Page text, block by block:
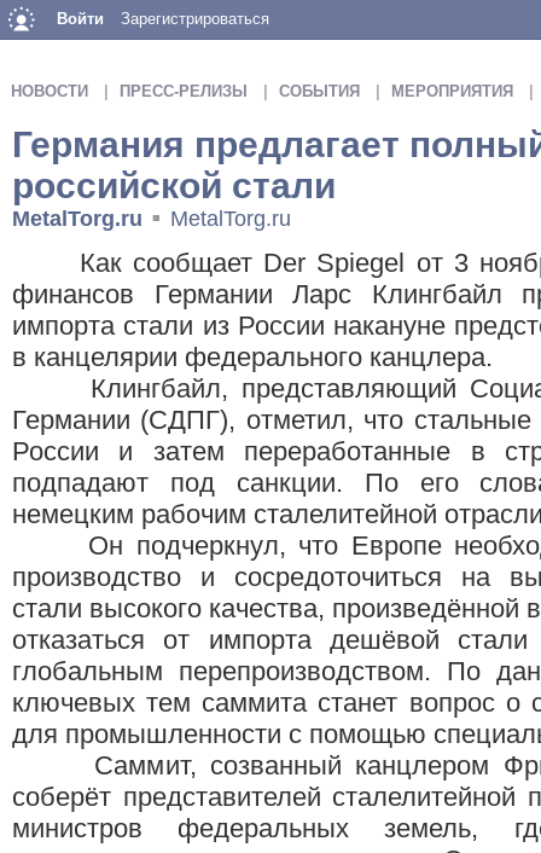
Войти Зарегистрироваться
НОВОСТИ ПРЕСС-РЕЛИЗЫ СОБЫТИЯ МЕРОПРИЯТИЯ
Германия предлагает
российской стали
MetalTorg.ru ■ MetalTorg.ru
Как сообщает Der Spiegel от 3
финансов Германии Ларс Клингбайл
импорта стали из России накануне
в канцелярии федерального канцлера.
Клингбайл, представляющий
Германии (СДПГ), отметил, что стальные
России и затем переработанные в
подпадают под санкции. По его
немецким рабочим сталелитейной
Он подчеркнул, что Европе
производство и сосредоточиться на
стали высокого качества,
отказаться от импорта дешёвой
глобальным перепроизводством. По
ключевых тем саммита станет вопрос о
для промышленности с помощью
Саммит, созванный канцлером
соберёт представителей
министров федеральных земель,